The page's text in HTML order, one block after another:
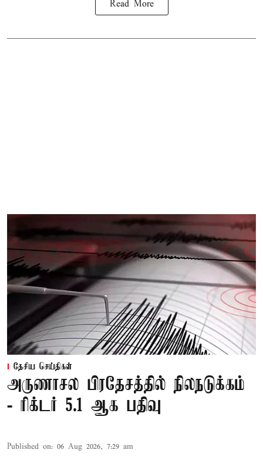
Read More
தேசிய செய்திகள்
அருணாசல பிரதேசத்தில் நிலநடுக்கம்
- ரிக்டர் 5.1 ஆக பதிவு
Published on: 06 Aug 2026, 7:29 am